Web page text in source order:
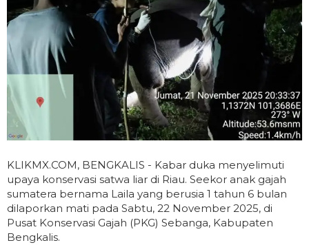
KLIKMX.COM, BENGKALIS - Kabar duka menyelimuti
upaya konservasi satwa liar di Riau. Seekor anak gajah
sumatera bernama Laila yang berusia 1 tahun 6 bulan
dilaporkan mati pada Sabtu, 22 November 2025, di
Pusat Konservasi Gajah (PKG) Sebanga, Kabupaten
Bengkalis.